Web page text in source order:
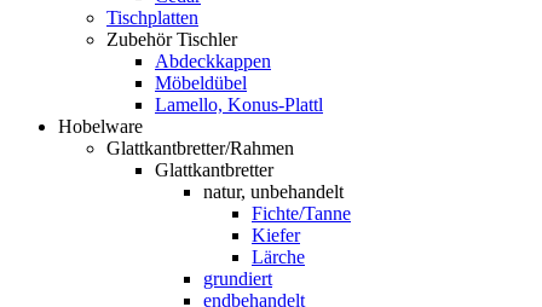
Tischplatten
Zubehör Tischler
Abdeckkappen
Möbeldübel
Lamello, Konus-Plattl
Hobelware
Glattkantbretter/Rahmen
Glattkantbretter
natur, unbehandelt
Fichte/Tanne
Kiefer
Lärche
grundiert
endbehandelt